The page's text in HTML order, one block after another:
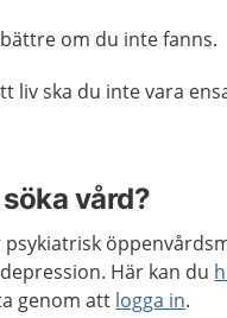
om du inte fanns.
liv ska du inte vara
vård?
psykiatrisk
Här kan du
genom att logga in.